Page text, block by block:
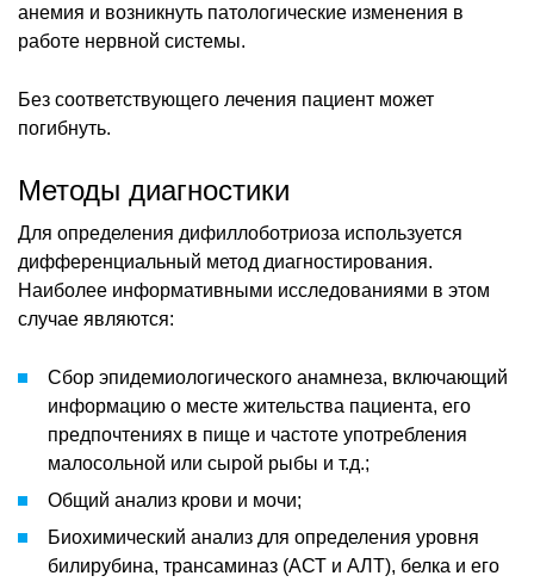
анемия и возникнуть патологические изменения в
работе нервной системы.
Без соответствующего лечения пациент может
погибнуть.
Методы диагностики
Для определения дифиллоботриоза используется
дифференциальный метод диагностирования.
Наиболее информативными исследованиями в этом
случае являются:
Сбор эпидемиологического анамнеза, включающий
информацию о месте жительства пациента, его
предпочтениях в пище и частоте употребления
малосольной или сырой рыбы и т.д.;
Общий анализ крови и мочи;
Биохимический анализ для определения уровня
билирубина, трансаминаз (АСТ и АЛТ), белка и его